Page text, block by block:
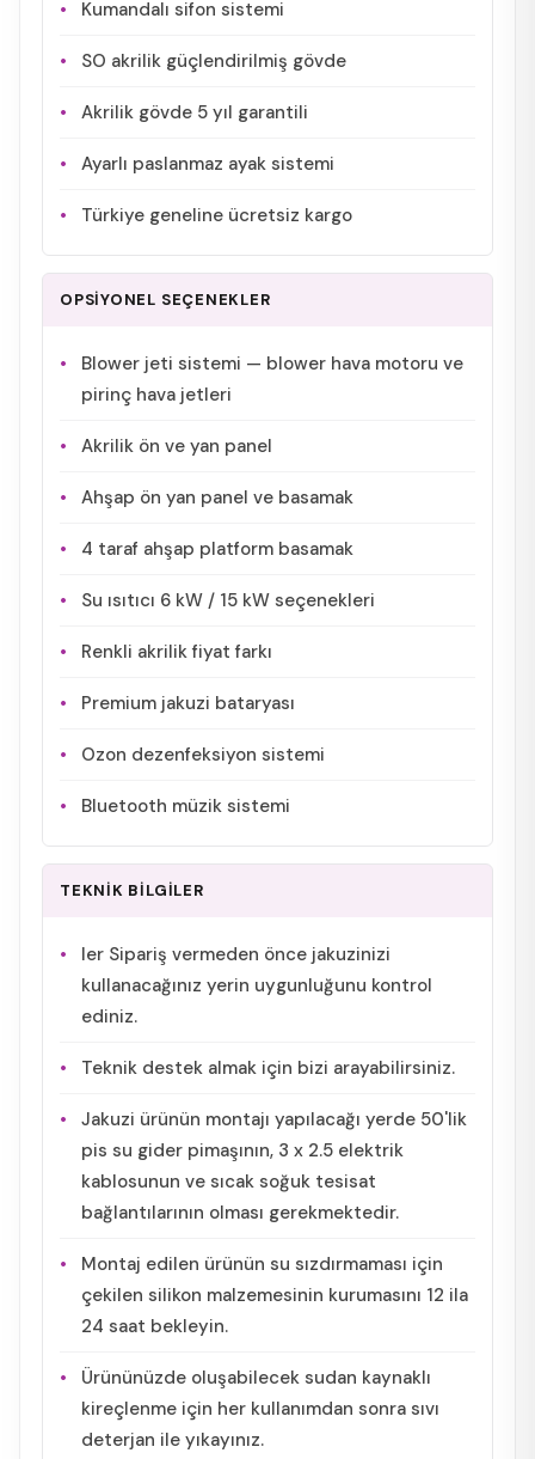
Kumandalı sifon sistemi
SO akrilik güçlendirilmiş gövde
Akrilik gövde 5 yıl garantili
Ayarlı paslanmaz ayak sistemi
Türkiye geneline ücretsiz kargo
OPSİYONEL SEÇENEKLER
Blower jeti sistemi — blower hava motoru ve
pirinç hava jetleri
Akrilik ön ve yan panel
Ahşap ön yan panel ve basamak
4 taraf ahşap platform basamak
Su ısıtıcı 6 kW / 15 kW seçenekleri
Renkli akrilik fiyat farkı
Premium jakuzi bataryası
Ozon dezenfeksiyon sistemi
Bluetooth müzik sistemi
TEKNİK BİLGİLER
ler Sipariş vermeden önce jakuzinizi
kullanacağınız yerin uygunluğunu kontrol
ediniz.
Teknik destek almak için bizi arayabilirsiniz.
Jakuzi ürünün montajı yapılacağı yerde 50'lik
pis su gider pimaşının, 3 x 2.5 elektrik
kablosunun ve sıcak soğuk tesisat
bağlantılarının olması gerekmektedir.
Montaj edilen ürünün su sızdırmaması için
çekilen silikon malzemesinin kurumasını 12 ila
24 saat bekleyin.
Ürününüzde oluşabilecek sudan kaynaklı
kireçlenme için her kullanımdan sonra sıvı
deterjan ile yıkayınız.